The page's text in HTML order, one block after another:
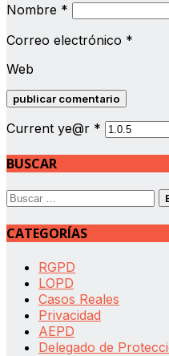
Nombre *
Correo electrónico *
Web
Current ye@r *
BUSCAR
Buscar:
CATEGORÍAS
RGPD
LOPD
Casos Reales
Privacidad
AEPD
Delegado de